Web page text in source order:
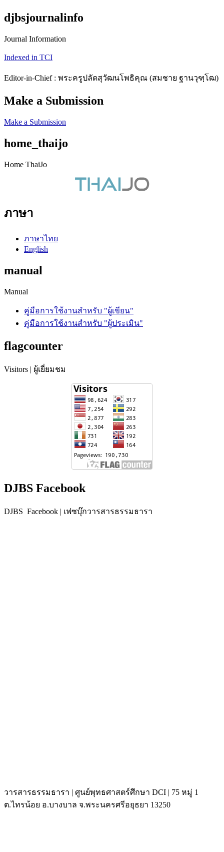
djbsjournalinfo
Journal Information
Indexed in TCI
Editor-in-Chief : พระครูปลัดสุวัฒนโพธิคุณ (สมชาย ฐานวุฑฺโฒ)
Make a Submission
Make a Submission
home_thaijo
Home ThaiJo
ภาษา
ภาษาไทย
English
manual
Manual
คู่มือการใช้งานสำหรับ "ผู้เขียน"
คู่มือการใช้งานสำหรับ "ผู้ประเมิน"
flagcounter
Visitors | ผู้เยี่ยมชม
DJBS Facebook
DJBS Facebook | เฟซบุ๊กวารสารธรรมธารา
วารสารธรรมธารา | ศูนย์พุทธศาสตร์ศึกษา DCI | 75 หมู่ 1
ต.ไทรน้อย อ.บางบาล จ.พระนครศรีอยุธยา 13250